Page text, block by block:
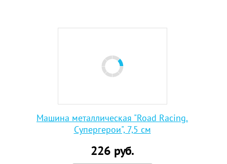
Машина металлическая "Road Racing.
Супергерои", 7,5 см
226 руб.